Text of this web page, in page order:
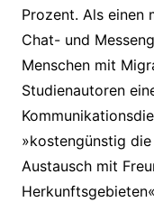
Prozent. Als einen
Chat- und
Menschen mit
Studienautoren
»kostengünstig
Austausch mit